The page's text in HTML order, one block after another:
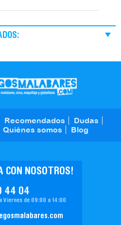
Recomendados
Dudas
Quiénes somos Blog
44 04
CON NOSOTROS!
Viernes de 09:00 a 14:00